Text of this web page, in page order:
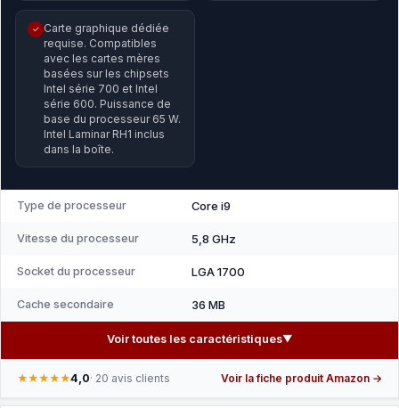
✓ Carte graphique dédiée
requise. Compatibles
avec les cartes mères
basées sur les chipsets
Intel série 700 et Intel
série 600. Puissance de
base du processeur 65 W.
Intel Laminar RH1 inclus
dans la boîte.
Type de processeur Core i9
Vitesse du processeur 5,8 GHz
Socket du processeur LGA 1700
Cache secondaire 36 MB
Voir toutes les caractéristiques▼
★★★★★4,0· 20 avis clients Voir la fiche produit Amazon →